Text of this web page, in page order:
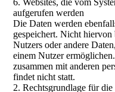
6. Websites, die vom
aufgerufen werden
Die Daten werden
gespeichert. Nicht
Nutzers oder andere
einem Nutzer
zusammen mit anderen
findet nicht statt.
2. Rechtsgrundlage für